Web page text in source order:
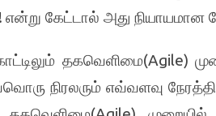
! என்று கேட்டால் அது நியாயமான
தகவெளிமை(Agile)
நிரலரும் எவ்வளவு